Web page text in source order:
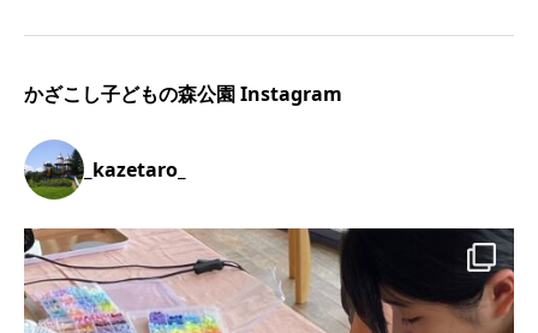
かざこし子どもの森公園 Instagram
_kazetaro_